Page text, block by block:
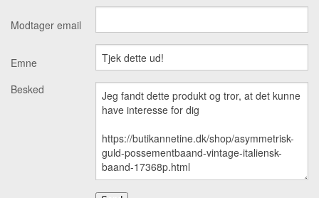
Modtager email
Emne
Besked